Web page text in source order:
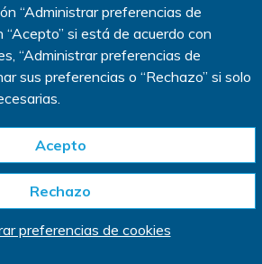
solo para residentes de los
EE. UU.
clínica, los participantes pueden recibir un
investigación que no ha sido aprobado por las
un medicamento o intervención comparativos ya
inactiva llamada placebo, según sea el diseño del
como "medicamento del estudio"). Es posible que
riesgos y requisitos conocidos de la participación
decida participar. Según el estudio, es posible que
reembolso razonable de los gastos de traslado.
del estudio puede variar.
“Administrar preferencias de
“Acepto” si está de acuerdo con
“Administrar preferencias de
sus preferencias o “Rechazo” si solo
Acepto
Rechazo
preferencias de cookies